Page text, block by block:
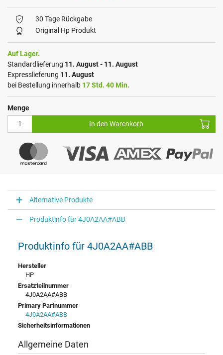
30 Tage Rückgabe
Original Hp Produkt
Auf Lager.
Standardlieferung 11. August - 11. August
Expresslieferung 11. August
bei Bestellung innerhalb 17 Std. 40 Min.
Menge
In den Warenkorb
Alternative Produkte
Produktinfo für 4J0A2AA#ABB
Produktinfo für 4J0A2AA#ABB
Hersteller
HP
Ersatzteilnummer
4J0A2AA#ABB
Primary Partnummer
4J0A2AA#ABB
Sicherheitsinformationen
Allgemeine Daten